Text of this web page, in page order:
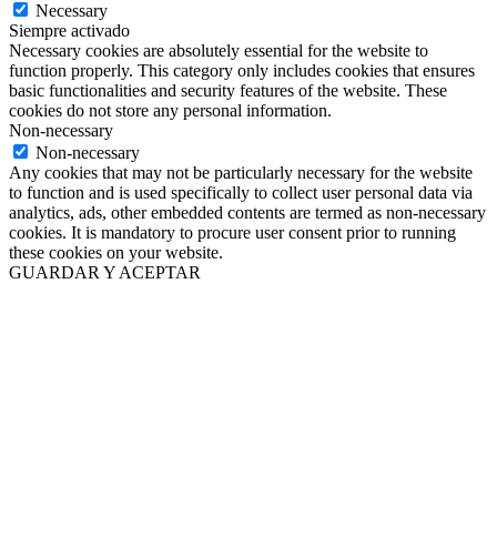
Necessary
Siempre activado
Necessary cookies are absolutely essential for the website to
function properly. This category only includes cookies that ensures
basic functionalities and security features of the website. These
cookies do not store any personal information.
Non-necessary
Non-necessary
Any cookies that may not be particularly necessary for the website
to function and is used specifically to collect user personal data via
analytics, ads, other embedded contents are termed as non-necessary
cookies. It is mandatory to procure user consent prior to running
these cookies on your website.
GUARDAR Y ACEPTAR